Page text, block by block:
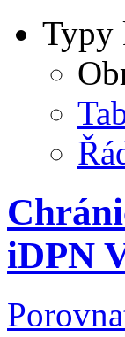
Typy
iDPN